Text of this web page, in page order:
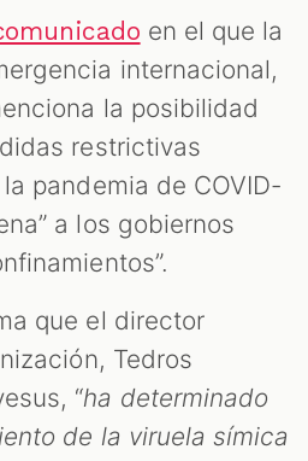
en el que la
internacional,
la posibilidad
restrictivas
pandemia de COVID-
a los gobiernos
que el director
Tedros
“ha determinado
de la viruela símica